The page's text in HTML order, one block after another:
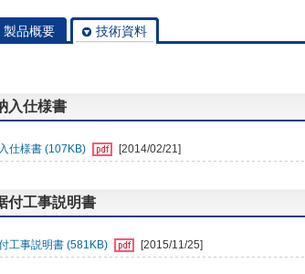
製品概要 技術資料
入仕様書
仕様書 (107KB) [2014/02/21]
付工事説明書
工事説明書 (581KB) [2015/11/25]